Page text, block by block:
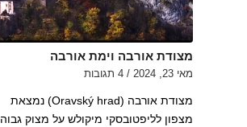
מצודת אורבה וימת אורבה
מאי 23, 2024 / 4 תגובות
מצודת אורבה (Oravský hrad) נמצאת
מצפון לליפטובסקי מיקולש על מצוק גבוה